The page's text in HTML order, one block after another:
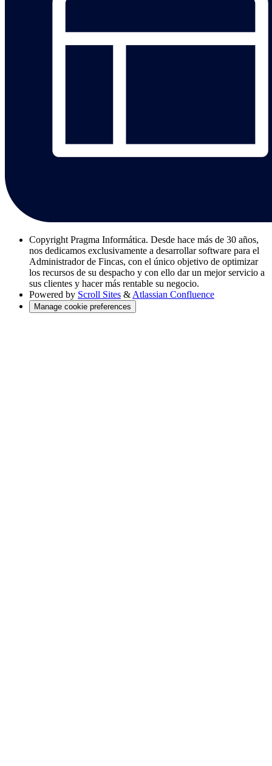
Copyright Pragma Informática. Desde hace más de 30 años,
nos dedicamos exclusivamente a desarrollar software para el
Administrador de Fincas, con el único objetivo de optimizar
los recursos de su despacho y con ello dar un mejor servicio a
sus clientes y hacer más rentable su negocio.
Powered by Scroll Sites & Atlassian Confluence
Manage cookie preferences